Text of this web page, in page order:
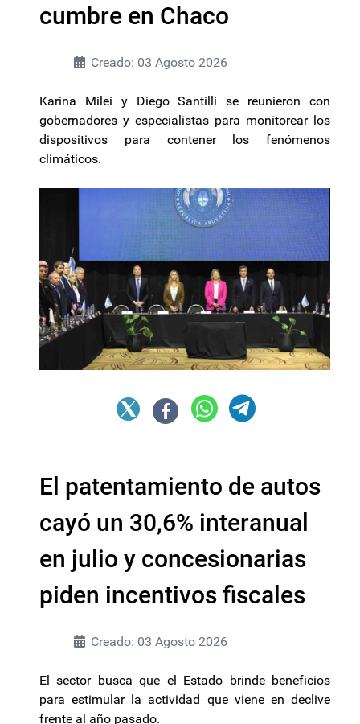
cumbre en Chaco
Creado: 03 Agosto 2026
Karina Milei y Diego Santilli se reunieron con
gobernadores y especialistas para monitorear los
dispositivos para contener los fenómenos
climáticos.
El patentamiento de autos
cayó un 30,6% interanual
en julio y concesionarias
piden incentivos fiscales
Creado: 03 Agosto 2026
El sector busca que el Estado brinde beneficios
para estimular la actividad que viene en declive
frente al año pasado.